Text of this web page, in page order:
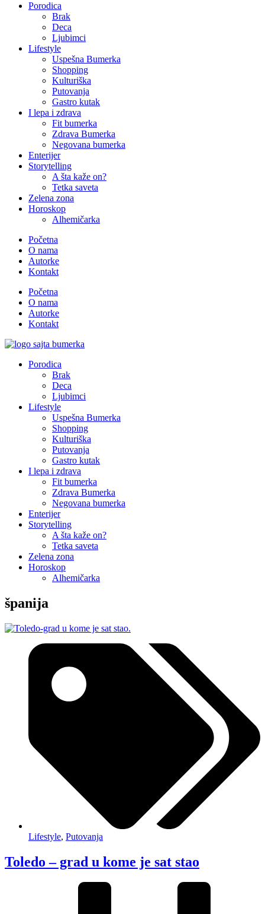
Porodica
Brak
Deca
Ljubimci
Lifestyle
Uspešna Bumerka
Shopping
Kulturiška
Putovanja
Gastro kutak
I lepa i zdrava
Fit bumerka
Zdrava Bumerka
Negovana bumerka
Enterijer
Storytelling
A šta kaže on?
Tetka saveta
Zelena zona
Horoskop
Alhemičarka
Početna
O nama
Autorke
Kontakt
Početna
O nama
Autorke
Kontakt
Porodica
Brak
Deca
Ljubimci
Lifestyle
Uspešna Bumerka
Shopping
Kulturiška
Putovanja
Gastro kutak
I lepa i zdrava
Fit bumerka
Zdrava Bumerka
Negovana bumerka
Enterijer
Storytelling
A šta kaže on?
Tetka saveta
Zelena zona
Horoskop
Alhemičarka
španija
Lifestyle, Putovanja
Toledo – grad u kome je sat stao